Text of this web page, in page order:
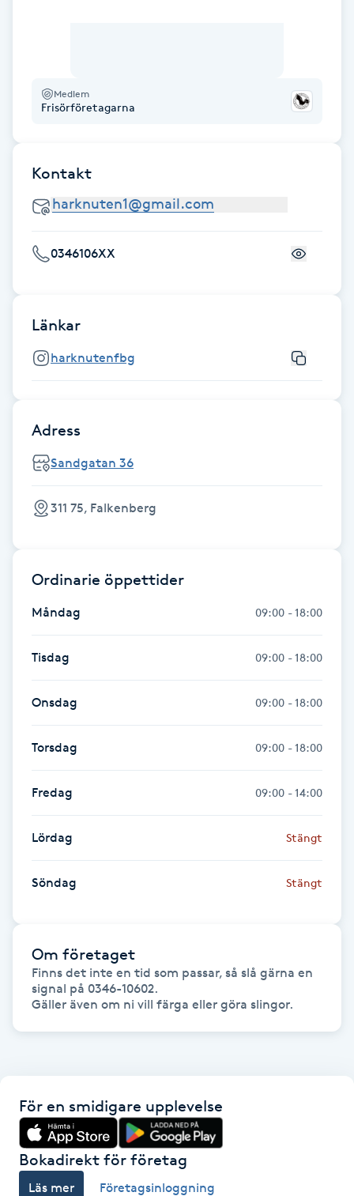
Faceliftmassage
Fet hårbotten
Fibromassage
Fotmassage
Fotsvamp
Fransar
Fransborttagning
Fransfärgning
Fransförlängning Megavolym
Fransförlängning Volym
Fransk manikyr
Fransrengöring
Frekvensterapi
Friskvård
Frisör
Funktionsanalys
Färgning
G
Gel naglar
Gelenaglar
Medlem
Frisörföretagarna
Kontakt
0346106XX
Länkar
harknutenfbg
Adress
Sandgatan 36
311 75, Falkenberg
Ordinarie öppettider
Måndag 09:00 - 18:00
Tisdag 09:00 - 18:00
Onsdag 09:00 - 18:00
Torsdag 09:00 - 18:00
Fredag 09:00 - 14:00
Lördag Stängt
Söndag Stängt
Om företaget
Finns det inte en tid som passar, så slå gärna en
signal på 0346-10602.
Gäller även om ni vill färga eller göra slingor.
För en smidigare upplevelse
Bokadirekt för företag
Läs mer Företagsinloggning